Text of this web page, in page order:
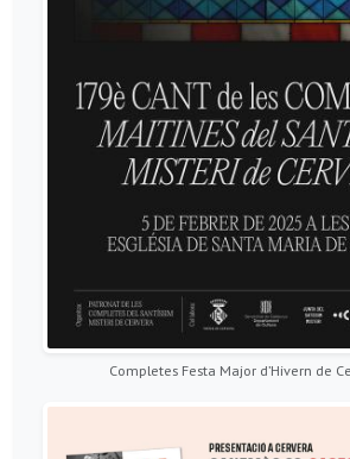
Completes Festa Major d’Hivern de